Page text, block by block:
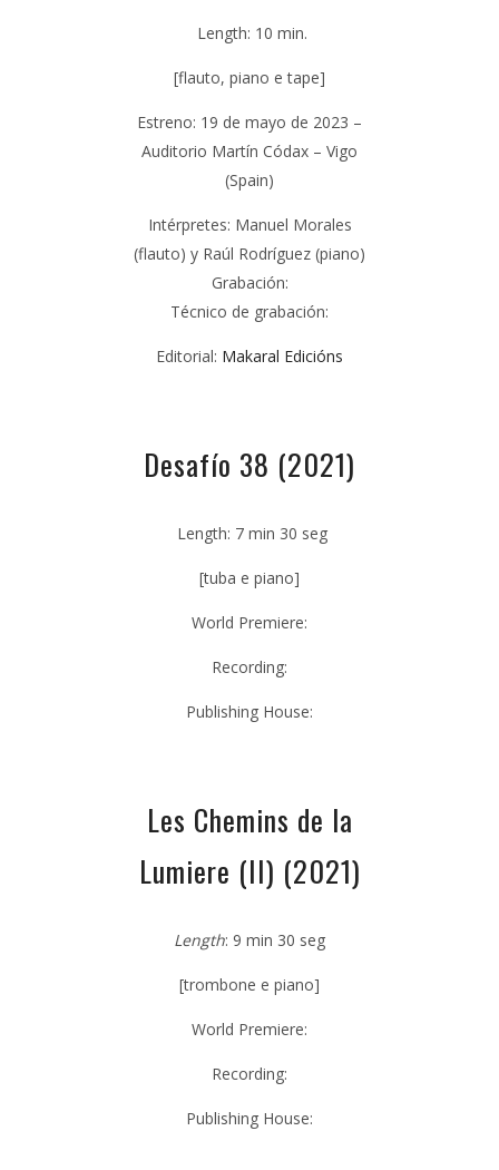
Length: 10 min.
[flauto, piano e tape]
Estreno: 19 de mayo de 2023 –
Auditorio Martín Códax – Vigo
(Spain)
Intérpretes: Manuel Morales
(flauto) y Raúl Rodríguez (piano)
Grabación:
Técnico de grabación:
Editorial: Makaral Edicións
Desafío 38 (2021)
Length: 7 min 30 seg
[tuba e piano]
World Premiere:
Recording:
Publishing House:
Les Chemins de la
Lumiere (II) (2021)
Length: 9 min 30 seg
[trombone e piano]
World Premiere:
Recording:
Publishing House: